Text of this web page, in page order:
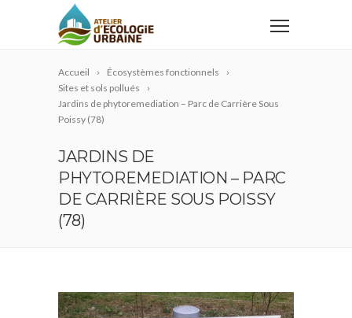
Accueil
Écosystèmes fonctionnels
Sites et sols pollués
Jardins de phytoremediation – Parc de Carrière Sous
Poissy (78)
JARDINS DE
PHYTOREMEDIATION – PARC
DE CARRIÈRE SOUS POISSY
(78)